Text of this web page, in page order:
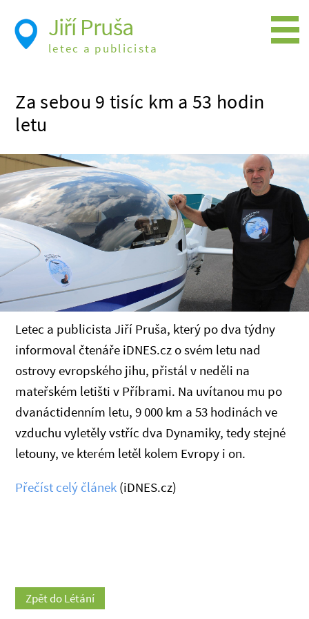
Za sebou 9 tisíc km a 53 hodin
letu
Letec a publicista Jiří Pruša, který po dva týdny
informoval čtenáře iDNES.cz o svém letu nad
ostrovy evropského jihu, přistál v neděli na
mateřském letišti v Příbrami. Na uvítanou mu po
dvanáctidenním letu, 9 000 km a 53 hodinách ve
vzduchu vyletěly vstříc dva Dynamiky, tedy stejné
letouny, ve kterém letěl kolem Evropy i on.
Přečíst celý článek (iDNES.cz)
Zpět do Létání
Jiří Pruša
letec a publicista
Foto
Expedice
Moje knížky
Přednášky a školení
Trasy cest
Létání a historie